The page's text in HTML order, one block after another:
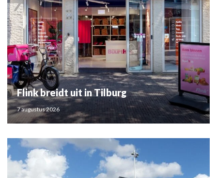
Flink breidt uit in Tilburg
7 augustus 2026